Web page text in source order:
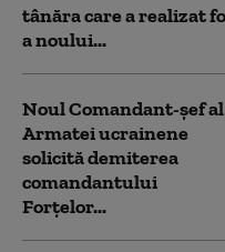
tânăra care a realizat
a noului...
Noul Comandant-șef al
Armatei ucrainene
solicită demiterea
comandantului
Forțelor...